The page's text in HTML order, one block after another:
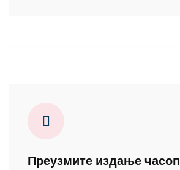
Преузмите издање